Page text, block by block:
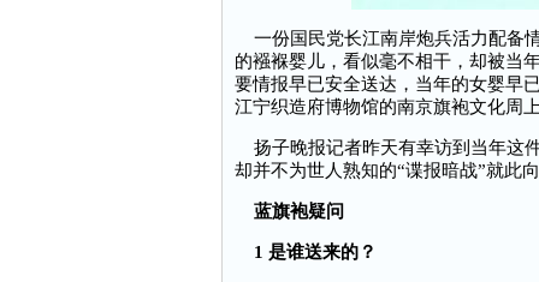
一份国民党长江南岸炮兵活力配备
的襁褓婴儿，看似毫不相干，却被当
要情报早已安全送达，当年的女婴早
江宁织造府博物馆的南京旗袍文化周
扬子晚报记者昨天有幸访到当年这
却并不为世人熟知的“谍报暗战”就此
蓝旗袍疑问
1 是谁送来的？